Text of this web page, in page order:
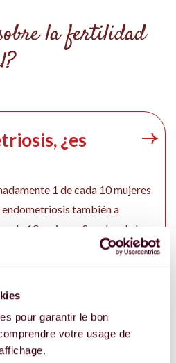
pour garantir le bon
votre usage de
la fertilidad
¿es
1 de cada 10 mujeres
también a
10 mujeres. Son dos de los
más frecuentes y,
diagnostican tarde (varios años